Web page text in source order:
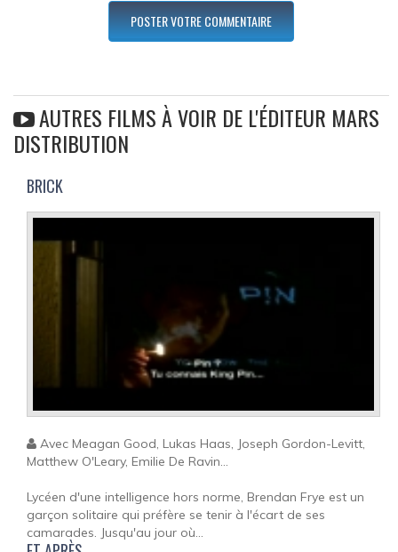
AUTRES FILMS À VOIR DE L'ÉDITEUR MARS
DISTRIBUTION
BRICK
Avec Meagan Good, Lukas Haas, Joseph Gordon-Levitt,
Matthew O'Leary, Emilie De Ravin...
Lycéen d'une intelligence hors norme, Brendan Frye est un
garçon solitaire qui préfère se tenir à l'écart de ses
camarades. Jusqu'au jour où...